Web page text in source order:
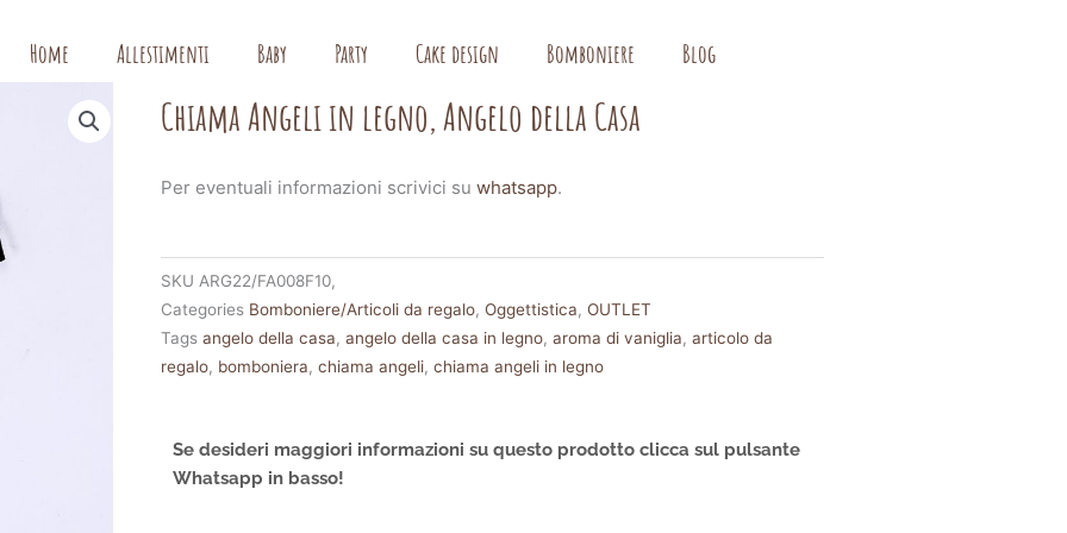
Home Allestimenti Baby Party Cake design Bomboniere Blog
Chiama Angeli in legno, Angelo della Casa
Per eventuali informazioni scrivici suwhatsapp.
SKU ARG22/FA008F10,
Categories Bomboniere/Articoli da regalo,Oggettistica,OUTLET
Tags angelo della casa,angelo della casa in legno,aroma di vaniglia,articolo da
regalo, bomboniera,chiama angeli,chiama angeli in legno
Se desideri maggiori informazioni su questo prodotto clicca sul pulsante
Whatsapp in basso!